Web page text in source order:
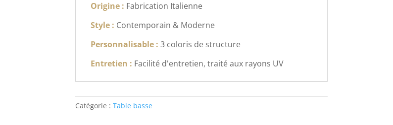
Origine : Fabrication Italienne
Style : Contemporain & Moderne
Personnalisable : 3 coloris de structure
Entretien : Facilité d'entretien, traité aux rayons UV
Catégorie : Table basse